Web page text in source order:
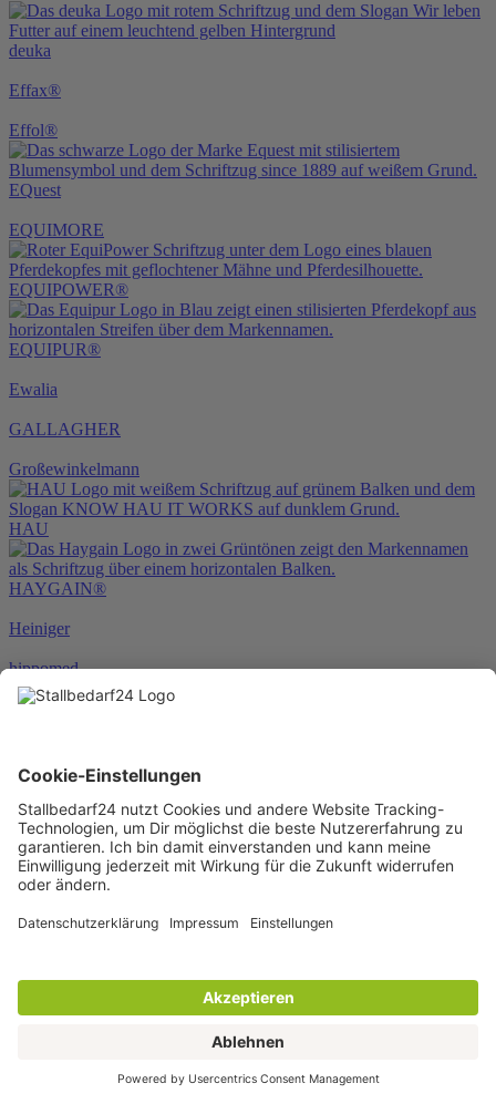
deuka
Effax®
Effol®
EQuest
EQUIMORE
EQUIPOWER®
EQUIPUR®
Ewalia
GALLAGHER
Großewinkelmann
HAU
HAYGAIN®
Heiniger
hippomed
HKM
HORSEWARE®
JOSERA
Karlie
KENTUCKY®
KERBL